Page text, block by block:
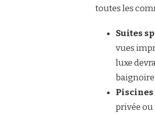
toutes les
Suites
vues
luxe
baignoire
Piscines
privée ou